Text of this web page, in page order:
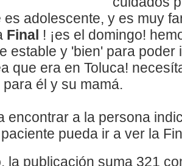
es adolescente, y es muy
Final ! ¡es el domingo!
estable y 'bien' para poder
que era en Toluca!
él y su mamá.
encontrar a la persona
pueda ir a ver la
la publicación suma 321